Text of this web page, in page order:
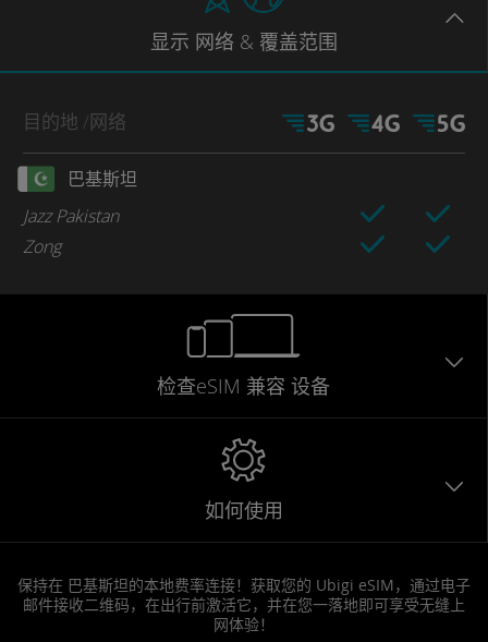
显示 网络 & 覆盖范围
目的地 /网络
巴基斯坦
Jazz Pakistan
Zong
检查eSIM 兼容 设备
如何使用
保持在 巴基斯坦的本地费率连接！获取您的 Ubigi eSIM，通过电子
邮件接收二维码，在出行前激活它，并在您一落地即可享受无缝上
网体验！